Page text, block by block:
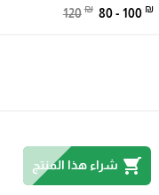
120 ₪ 80 - 100 ₪
shopping_cart شراء هذا المنتج